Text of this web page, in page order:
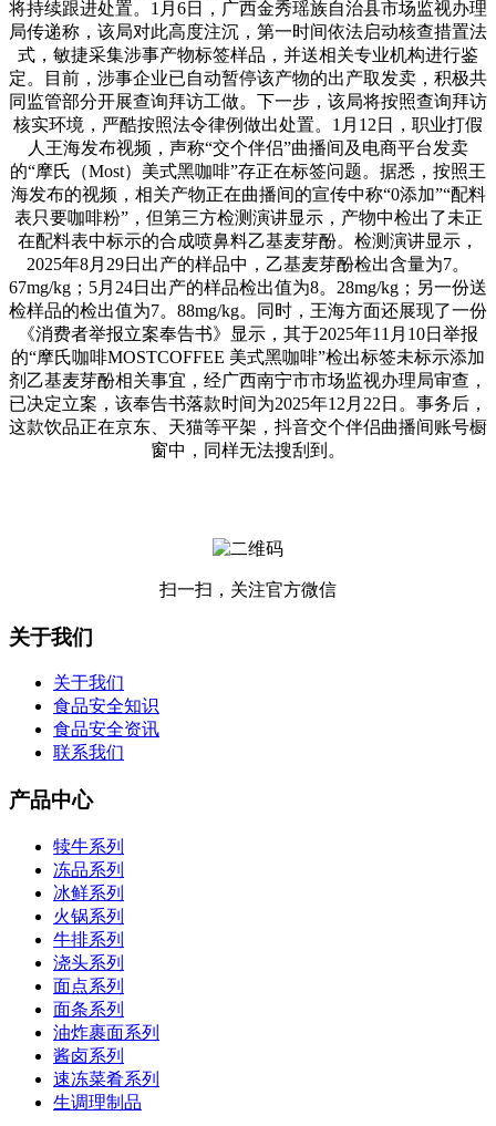
将持续跟进处置。1月6日，广西金秀瑶族自治县市场监视办理
局传递称，该局对此高度注沉，第一时间依法启动核查措置法
式，敏捷采集涉事产物标签样品，并送相关专业机构进行鉴
定。目前，涉事企业已自动暂停该产物的出产取发卖，积极共
同监管部分开展查询拜访工做。下一步，该局将按照查询拜访
核实环境，严酷按照法令律例做出处置。1月12日，职业打假
人王海发布视频，声称“交个伴侣”曲播间及电商平台发卖
的“摩氏（Most）美式黑咖啡”存正在标签问题。据悉，按照王
海发布的视频，相关产物正在曲播间的宣传中称“0添加”“配料
表只要咖啡粉”，但第三方检测演讲显示，产物中检出了未正
在配料表中标示的合成喷鼻料乙基麦芽酚。检测演讲显示，
2025年8月29日出产的样品中，乙基麦芽酚检出含量为7。
67mg/kg；5月24日出产的样品检出值为8。28mg/kg；另一份送
检样品的检出值为7。88mg/kg。同时，王海方面还展现了一份
《消费者举报立案奉告书》显示，其于2025年11月10日举报
的“摩氏咖啡MOSTCOFFEE 美式黑咖啡”检出标签未标示添加
剂乙基麦芽酚相关事宜，经广西南宁市市场监视办理局审查，
已决定立案，该奉告书落款时间为2025年12月22日。事务后，
这款饮品正在京东、天猫等平架，抖音交个伴侣曲播间账号橱
窗中，同样无法搜刮到。
扫一扫，关注官方微信
关于我们
关于我们
食品安全知识
食品安全资讯
联系我们
产品中心
犊牛系列
冻品系列
冰鲜系列
火锅系列
牛排系列
浇头系列
面点系列
面条系列
油炸裹面系列
酱卤系列
速冻菜肴系列
生调理制品